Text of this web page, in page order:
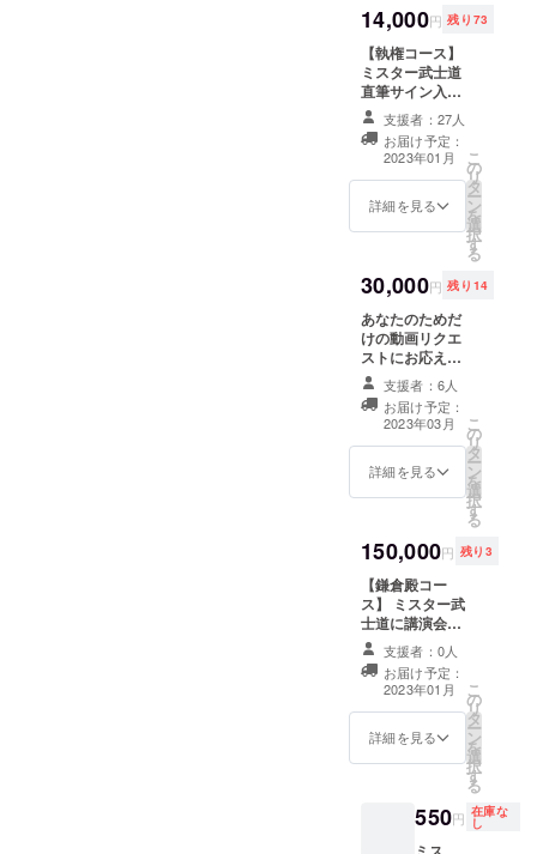
についての解説
動画です。 動画
視聴の有効期限
は2023年5月1日
まで
14,000円 残り73
【執権コース】
ミスター武士道
直筆サイン入り
鎌倉人物名鑑
（仮）+サイン入
り栞+オリジナル
Tシャツ+限定動
画 ・サイン入り
オリジナル栞 数
量１ 紙製 サイズ
リジナルTシャツ
数量１ サイズ
M,L,XL 素材 綿
100% デザイン
モノクロ/カラー
有（画像参照）
動画視聴の有効
期限は2023年5
月1日まで
支援者：27人
お届け予定：
2023年01月
詳細を見る
こ
の
リ
タ
ー
ン
を
選
択
す
る
30,000円 残り14
あなたのためだ
けの動画リクエ
ストにお応え
し、mp4データ
で納品いたしま
す。 ※平安時代
末期～明治時代
頃までの人物・
出来事に限定さ
しております。
※詳しい動画の内
容や動画の一般
公開・非公開に
ついては個別に
メールでご相談
させていただき
ます。
支援者：6人
お届け予定：
2023年03月
詳細を見る
こ
の
リ
タ
ー
ン
を
選
択
す
る
150,000円 残り3
【鎌倉殿コー
ス】 ミスター武
士道に講演会を
依頼できます。
（約1時間） 別
途、交通費・宿
泊費を頂きま
す。場所は日本
国内に限らせて
後にメールにて
支援者：0人
お届け予定：
2023年01月
詳細を見る
こ
の
リ
タ
ー
ン
を
選
択
す
る
550円 在庫な
し